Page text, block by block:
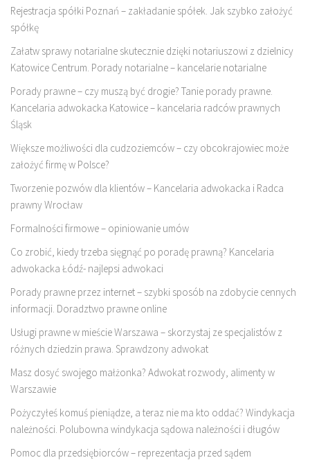
Rejestracja spółki Poznań – zakładanie spółek. Jak szybko założyć
spółkę
Załatw sprawy notarialne skutecznie dzięki notariuszowi z dzielnicy
Katowice Centrum. Porady notarialne – kancelarie notarialne
Porady prawne – czy muszą być drogie? Tanie porady prawne.
Kancelaria adwokacka Katowice – kancelaria radców prawnych
Śląsk
Większe możliwości dla cudzoziemców – czy obcokrajowiec może
założyć firmę w Polsce?
Tworzenie pozwów dla klientów – Kancelaria adwokacka i Radca
prawny Wrocław
Formalności firmowe – opiniowanie umów
Co zrobić, kiedy trzeba sięgnąć po poradę prawną? Kancelaria
adwokacka Łódź- najlepsi adwokaci
Porady prawne przez internet – szybki sposób na zdobycie cennych
informacji. Doradztwo prawne online
Usługi prawne w mieście Warszawa – skorzystaj ze specjalistów z
różnych dziedzin prawa. Sprawdzony adwokat
Masz dosyć swojego małżonka? Adwokat rozwody, alimenty w
Warszawie
Pożyczyłeś komuś pieniądze, a teraz nie ma kto oddać? Windykacja
należności. Polubowna windykacja sądowa należności i długów
Pomoc dla przedsiębiorców – reprezentacja przed sądem